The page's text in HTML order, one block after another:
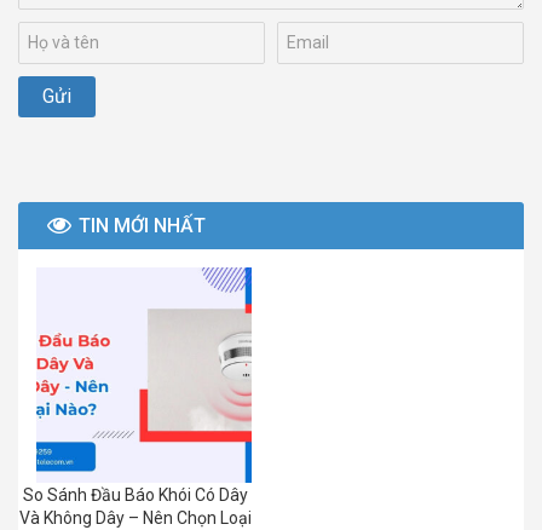
TIN MỚI NHẤT
So Sánh Đầu Báo Khói Có Dây
Và Không Dây – Nên Chọn Loại